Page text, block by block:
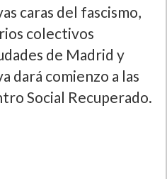
caras del fascismo,
colectivos
de Madrid y
dará comienzo a las
Social Recuperado.